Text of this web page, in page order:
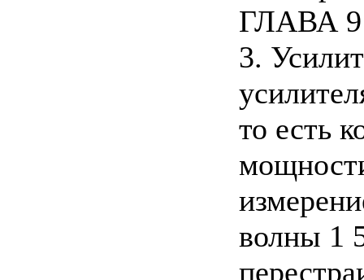
ГЛАВА 9
3.
то есть
волны 1